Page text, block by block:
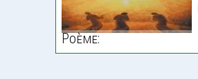
Poème: